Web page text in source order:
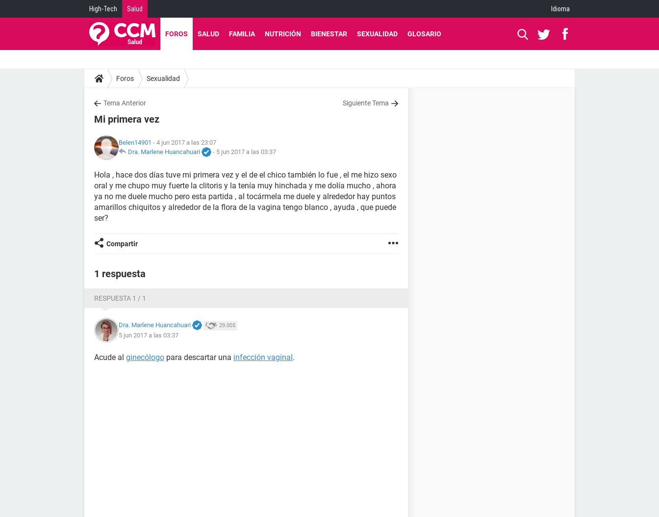
High-Tech Salud Idioma
FOROS SALUD FAMILIA NUTRICIÓN BIENESTAR SEXUALIDAD GLOSARIO
Foros Sexualidad
Tema Anterior Siguiente Tema
Mi primera vez
Belen14901 - 4 jun 2017 a las 23:07
Dra. Marlene Huancahuari
- 5 jun 2017 a las 03:37
Hola , hace dos días tuve mi primera vez y el de el chico también lo fue , el me hizo sexo
oral y me chupo muy fuerte la clitoris y la tenía muy hinchada y me dolía mucho , ahora
ya no me duele mucho pero esta partida , al tocármela me duele y alrededor hay puntos
amarillos chiquitos y alrededor de la flora de la vagina tengo blanco , ayuda , que puede
ser?
Compartir
1 respuesta
RESPUESTA 1 / 1
Dra. Marlene Huancahuari 29.005
5 jun 2017 a las 03:37
Acude al ginecólogo para descartar una infección vaginal.